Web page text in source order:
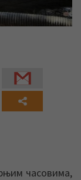
часовима,